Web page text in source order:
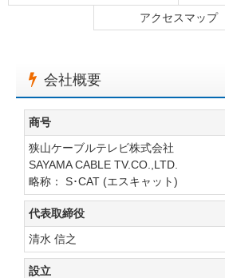
アクセスマップ
会社概要
商号
狭山ケーブルテレビ株式会社
SAYAMA CABLE TV.CO.,LTD.
略称： S･CAT (エスキャット)
代表取締役
清水 信之
設立